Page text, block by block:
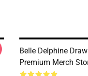
Belle Delphine
Premium Merch